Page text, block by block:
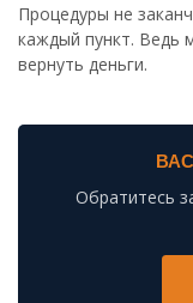
Процедуры не
каждый пункт. Ведь
вернуть деньги.
Обратитесь